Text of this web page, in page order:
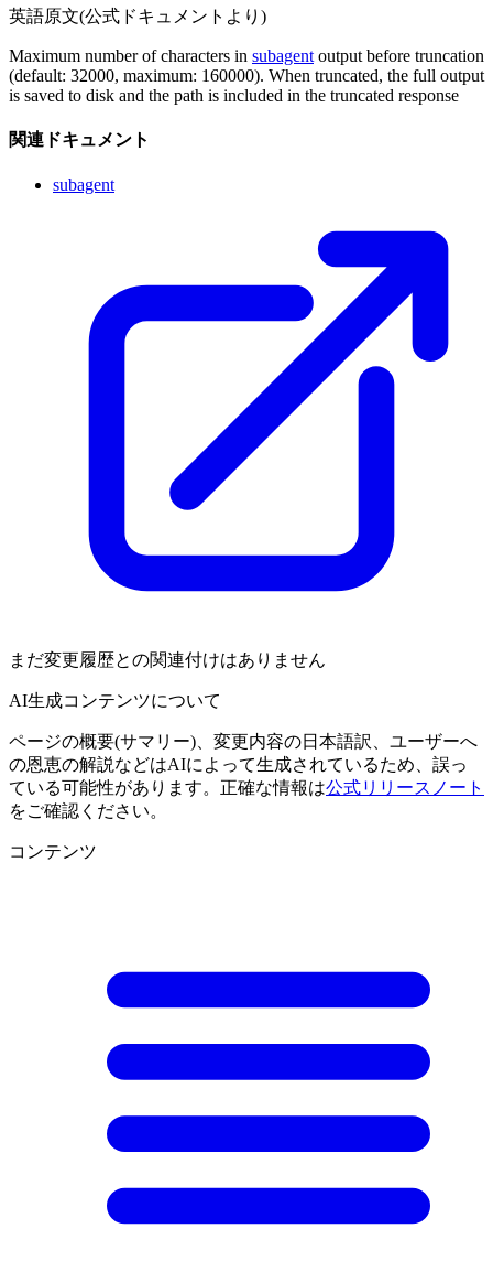
英語原文(公式ドキュメントより)
Maximum number of characters in subagent output before truncation
(default: 32000, maximum: 160000). When truncated, the full output
is saved to disk and the path is included in the truncated response
関連ドキュメント
subagent
まだ変更履歴との関連付けはありません
AI生成コンテンツについて
ページの概要(サマリー)、変更内容の日本語訳、ユーザーへ
の恩恵の解説などはAIによって生成されているため、誤っ
ている可能性があります。正確な情報は公式リリースノート
をご確認ください。
コンテンツ